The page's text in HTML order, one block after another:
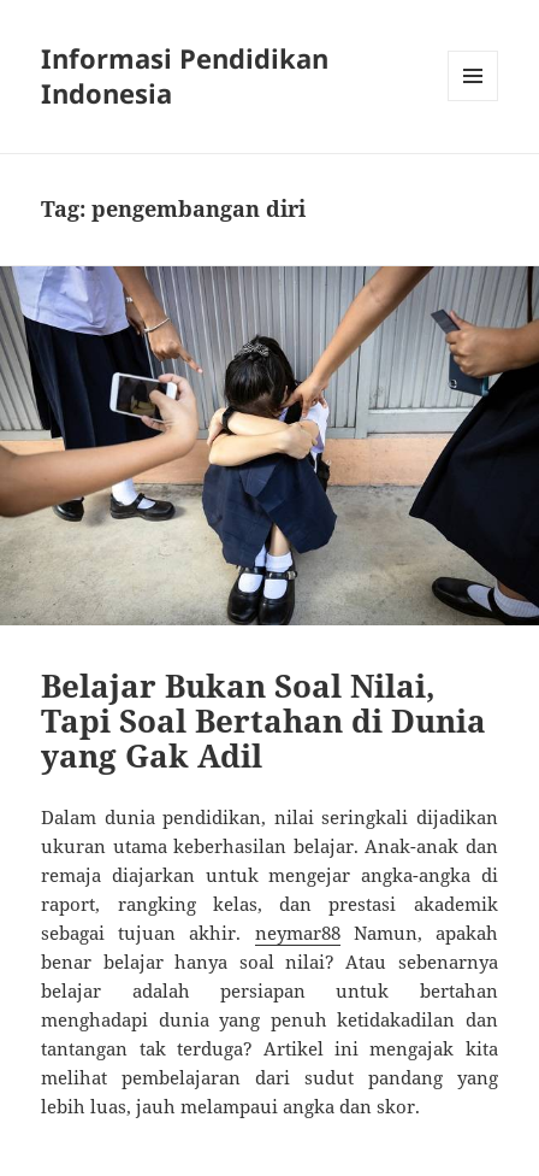
Informasi Pendidikan
Indonesia
Tag:pengembangan diri
Belajar Bukan Soal Nilai,
Tapi Soal Bertahan di Dunia
yang Gak Adil
Dalam dunia pendidikan, nilai seringkali dijadikan
ukuran utama keberhasilan belajar. Anak-anak dan
remaja diajarkan untuk mengejar angka-angka di
raport, rangking kelas, dan prestasi akademik
sebagai tujuan akhir. neymar88Namun, apakah
benar belajar hanya soal nilai? Atau sebenarnya
belajar adalah persiapan untuk bertahan
menghadapi dunia yang penuh ketidakadilan dan
tantangan tak terduga? Artikel ini mengajak kita
melihat pembelajaran dari sudut pandang yang
lebih luas, jauh melampaui angka dan skor.